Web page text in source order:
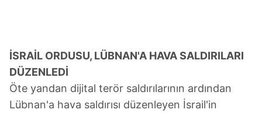
İSRAİL ORDUSU, LÜBNAN'A HAVA SALDIRILARI
DÜZENLEDİ
Öte yandan dijital terör saldırılarının ardından
Lübnan'a hava saldırısı düzenleyen İsrail'in